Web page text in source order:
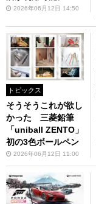
2026年06月12日 14:50
トピックス
そうそうこれが欲し
かった 三菱鉛筆
「uniball ZENTO」
初の3色ボールペン
2026年06月12日 11:00